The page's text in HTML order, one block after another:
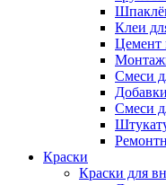
Клеи
Цемент
Смеси
Смеси
Краски
Краски для